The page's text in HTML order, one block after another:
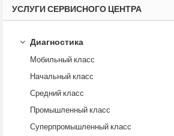
УСЛУГИ СЕРВИСНОГО ЦЕНТРА
Диагностика
Мобильный класс
Начальный класс
Средний класс
Промышленный класс
Суперпромышленный класс